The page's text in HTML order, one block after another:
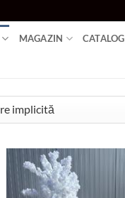
MAGAZIN CATALOG